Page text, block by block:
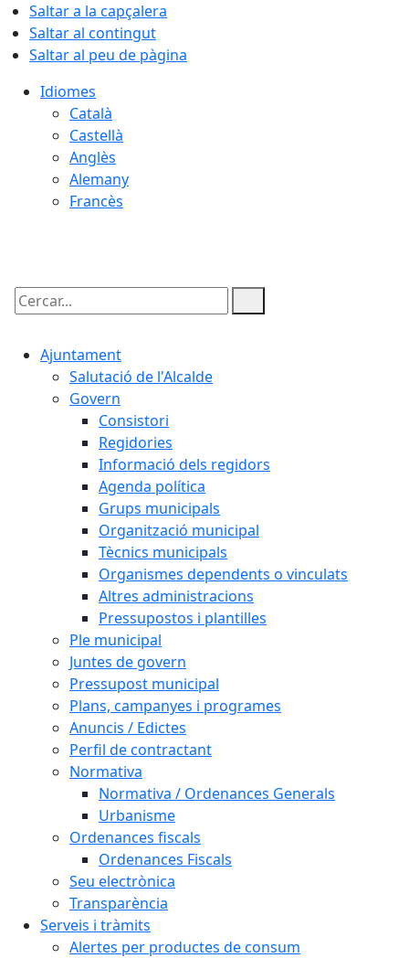
Saltar a la capçalera
Saltar al contingut
Saltar al peu de pàgina
Idiomes
Català
Castellà
Anglès
Alemany
Francès
Cercar:
Ajuntament
Salutació de l'Alcalde
Govern
Consistori
Regidories
Informació dels regidors
Agenda política
Grups municipals
Organització municipal
Tècnics municipals
Organismes dependents o vinculats
Altres administracions
Pressupostos i plantilles
Ple municipal
Juntes de govern
Pressupost municipal
Plans, campanyes i programes
Anuncis / Edictes
Perfil de contractant
Normativa
Normativa / Ordenances Generals
Urbanisme
Ordenances fiscals
Ordenances Fiscals
Seu electrònica
Transparència
Serveis i tràmits
Alertes per productes de consum